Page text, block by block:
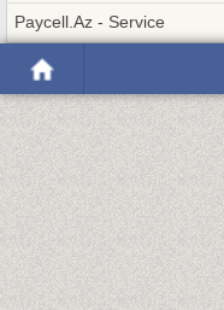
Paycell.Az - Service